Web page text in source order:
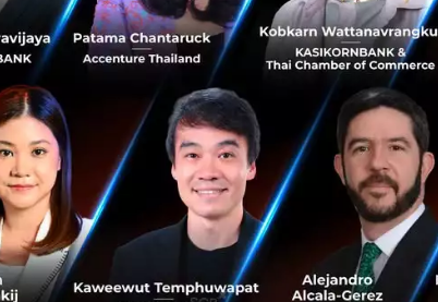
คุณฐากร ปิยะพันธ์ ประธานคณะเจ้าหน้าที่ด้านกรุงศรี
คอนซูมเมอร์ และผู้บริหารสายงานดิจิทัลแบงก์กิ้งและ
นวัตกรรม ธนาคารกรุงศรีอยุธยา จำกัด (มหาชน) นายแซม ตัน
สกุล กรรมการผู้จัดการ บริษัท...
ธันวาคม 4, 2018
Techsauce Team
72
PR News Krungsri RISE RISE accelerator Krungsri Finnovate
'ไทยพาณิชย์' ผนึก 'สยามสแควร์' ผุด Siam Square
Guide แอปฯ หน้าร้านออนไลน์ในยุคสังคมไร้เงินสด